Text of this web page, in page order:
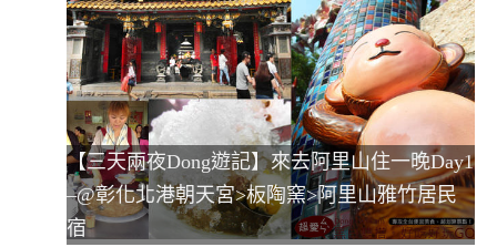
【三天兩夜Dong遊記】來去阿里山住一晚Day1
–@彰化北港朝天宮>板陶窯>阿里山雅竹居民
宿